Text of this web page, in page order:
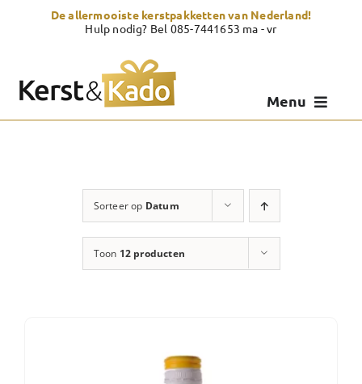
De allermooiste kerstpakketten van Nederland!
Hulp nodig? Bel 085-7441653 ma - vr
Menu
Zelf samenstellen
Sorteer op Datum
Toon 12 producten